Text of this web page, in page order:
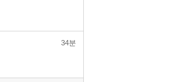
34분